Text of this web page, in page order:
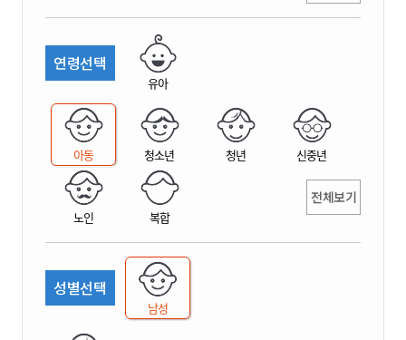
연령선택
유아
아동 청소년 청년 신중년
노인 복합
전체보기
성별선택
남성